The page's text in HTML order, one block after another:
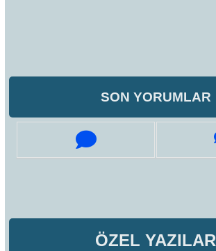
SON YORUMLAR
ÖZEL YAZILAR